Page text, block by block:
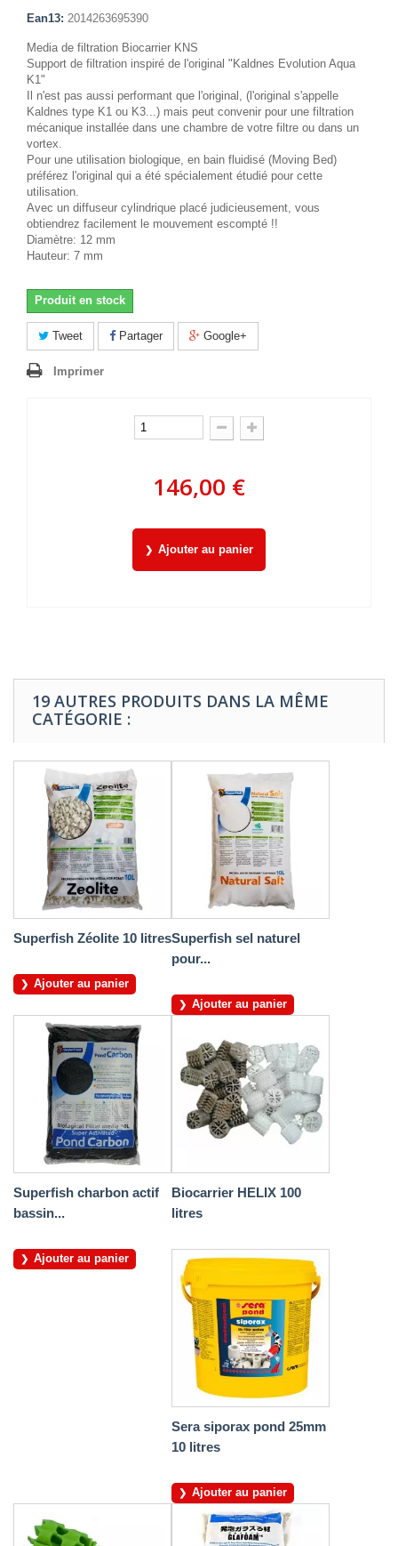
Ean13: 2014263695390
Media de filtration Biocarrier KNS
Support de filtration inspiré de l'original "Kaldnes Evolution Aqua
K1"
Il n'est pas aussi performant que l'original, (l'original s'appelle
Kaldnes type K1 ou K3...) mais peut convenir pour une filtration
mécanique installée dans une chambre de votre filtre ou dans un
vortex.
Pour une utilisation biologique, en bain fluidisé (Moving Bed)
préférez l'original qui a été spécialement étudié pour cette
utilisation.
Avec un diffuseur cylindrique placé judicieusement, vous
obtiendrez facilement le mouvement escompté !!
Diamètre: 12 mm
Hauteur: 7 mm
Produit en stock
Tweet Partager Google+
Imprimer
146,00 €
Ajouter au panier
19 AUTRES PRODUITS DANS LA MÊME
CATÉGORIE :
Superfish Zéolite 10 litres
Ajouter au panier
Superfish sel naturel
pour...
Ajouter au panier
Superfish charbon actif
bassin...
Ajouter au panier
Biocarrier HELIX 100
litres
Sera siporax pond 25mm
10 litres
Ajouter au panier